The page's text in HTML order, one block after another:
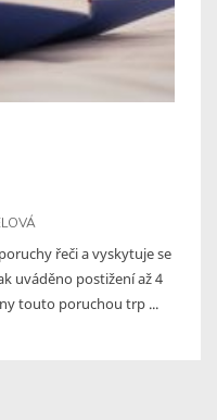
řeči a vyskytuje se
uváděno postižení až 4
touto poruchou trp ...